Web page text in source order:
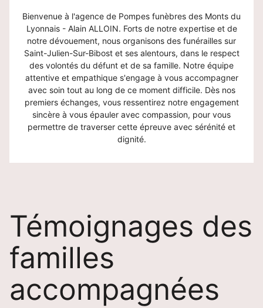
Bienvenue à l'agence de Pompes funèbres des Monts du
Lyonnais - Alain ALLOIN. Forts de notre expertise et de
notre dévouement, nous organisons des funérailles sur
Saint-Julien-Sur-Bibost et ses alentours, dans le respect
des volontés du défunt et de sa famille. Notre équipe
attentive et empathique s'engage à vous accompagner
avec soin tout au long de ce moment difficile. Dès nos
premiers échanges, vous ressentirez notre engagement
sincère à vous épauler avec compassion, pour vous
permettre de traverser cette épreuve avec sérénité et
dignité.
Témoignages des
familles
accompagnées